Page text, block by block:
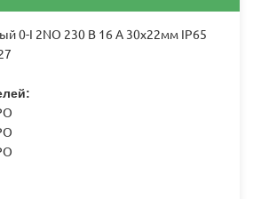
0-I 2NO 230 В 16 А 30x22мм IP65